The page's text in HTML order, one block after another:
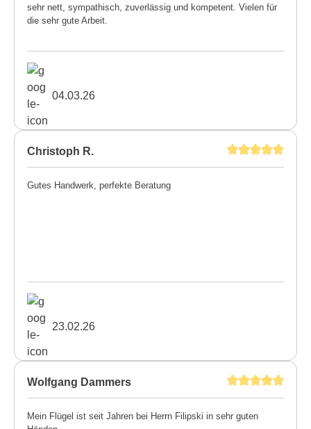
sehr nett, sympathisch, zuverlässig und kompetent. Vielen für
die sehr gute Arbeit.
04.03.26
Christoph R.
Gutes Handwerk, perfekte Beratung
23.02.26
Wolfgang Dammers
Mein Flügel ist seit Jahren bei Herrn Filipski in sehr guten